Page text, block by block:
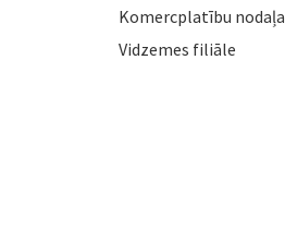
Komercplatību nodaļa
Vidzemes filiāle